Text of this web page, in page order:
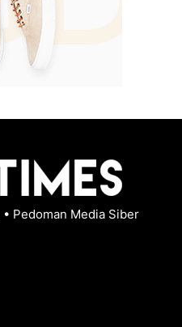
• Pedoman Media Siber